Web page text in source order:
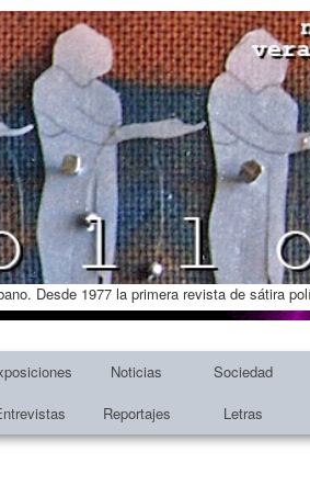
Desde 1977 la primera revista de sátira
Noticias Sociedad
Reportajes Letras